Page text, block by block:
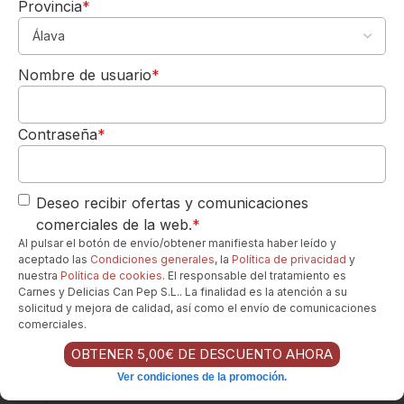
Los favoritos de nuestros clientes...
a
ti
C
la
si
c
R
o
s
7
5
Para tu 1º pedido
Los quiero-->
Provincia*
Nombre de usuario*
Contraseña*
Deseo recibir ofertas y comunicaciones
comerciales de la web.*
Al pulsar el botón de envío/obtener manifiesta haber leído y
aceptado las Condiciones generales, la Política de privacidad y
nuestra Política de cookies. El responsable del tratamiento es
Carnes y Delicias Can Pep S.L.. La finalidad es la atención a su
solicitud y mejora de calidad, así como el envío de comunicaciones
comerciales.
OBTENER 5,00€ DE DESCUENTO AHORA
Ver condiciones de la promoción.